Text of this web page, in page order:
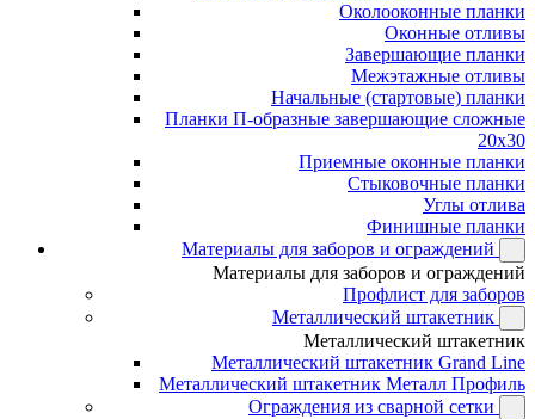
Околооконные планки
Оконные отливы
Завершающие планки
Межэтажные отливы
Начальные (стартовые) планки
Планки П-образные завершающие сложные
20x30
Приемные оконные планки
Стыковочные планки
Углы отлива
Финишные планки
Материалы для заборов и ограждений
Материалы для заборов и ограждений
Профлист для заборов
Металлический штакетник
Металлический штакетник
Металлический штакетник Grand Line
Металлический штакетник Металл Профиль
Ограждения из сварной сетки